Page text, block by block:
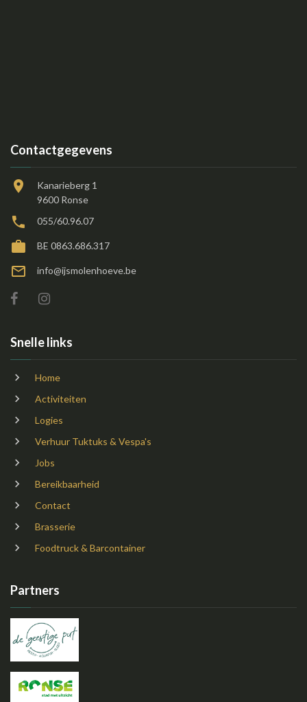
Contactgegevens
Kanarieberg 1
9600 Ronse
055/60.96.07
BE 0863.686.317
info@ijsmolenhoeve.be
Snelle links
Home
Activiteiten
Logies
Verhuur Tuktuks & Vespa's
Jobs
Bereikbaarheid
Contact
Brasserie
Foodtruck & Barcontainer
Partners